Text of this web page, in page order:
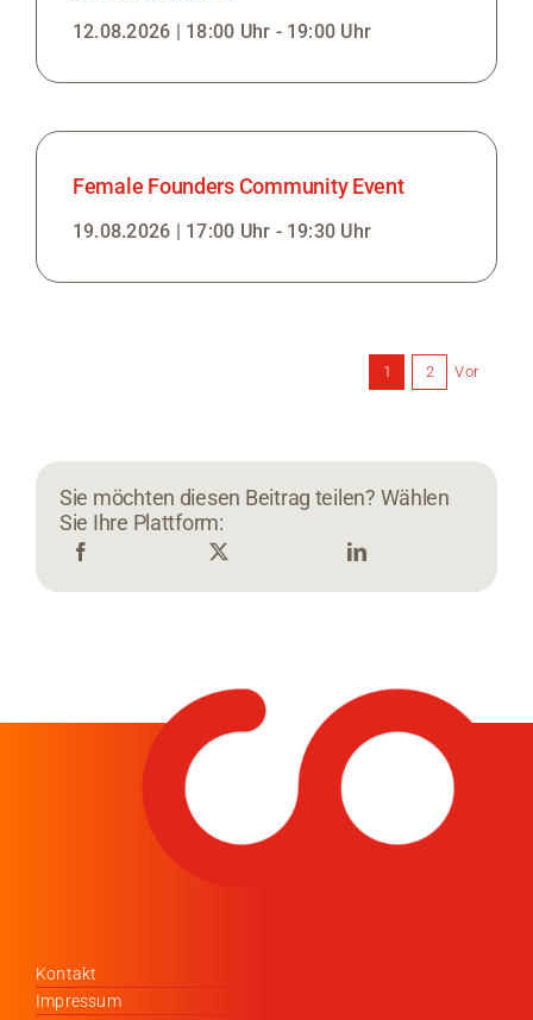
12.08.2026 | 18:00 Uhr - 19:00 Uhr
Female Founders Community Event
19.08.2026 | 17:00 Uhr - 19:30 Uhr
1 2 Vor
Sie möchten diesen Beitrag teilen? Wählen
Sie Ihre Plattform:
Kontakt
Impressum